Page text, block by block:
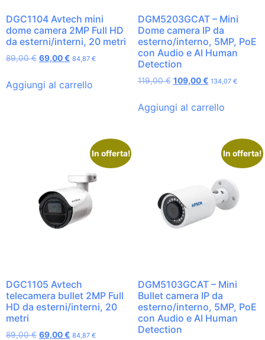
DGC1104 Avtech mini
dome camera 2MP Full HD
da esterni/interni, 20 metri
89,00€ 69,00€ 84,87 €
Aggiungi al carrello
DGM5203GCAT – Mini
Dome camera IP da
esterno/interno, 5MP, PoE
con Audio e AI Human
Detection
119,00€ 109,00€ 134,07 €
Aggiungi al carrello
In offerta!
DGC1105 Avtech
telecamera bullet 2MP Full
HD da esterni/interni, 20
metri
89,00€ 69,00€ 84,87 €
In offerta!
DGM5103GCAT – Mini
Bullet camera IP da
esterno/interno, 5MP, PoE
con Audio e AI Human
Detection